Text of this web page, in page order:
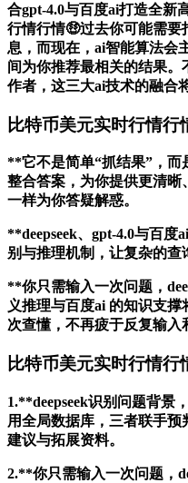
合gpt-4.0与百度ai打造全新
行情行情🤑过去你可能需
息，而现在，ai智能算法会
间为你推荐最相关的结果。
作者，这三大ai技术的融合
比特币美元实时行情行
**它不是简单“抓结果”，而
整合答案，为你提供更清
一样为你答疑解惑。
**deepseek、gpt-4.0与百
别与推理机制，让复杂的查
**你只需输入一次问题，
义推理与百度ai 的知识支
次查懂，不再疲于反复输入
比特币美元实时行情行
1.**deepseek识别问题背景
用全局数据库，三者联手
建议与拓展资料。
2.**你只需输入一次问题，